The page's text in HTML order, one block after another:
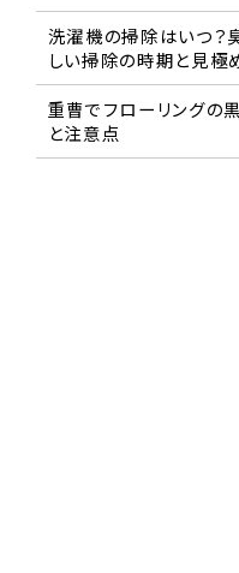
洗濯機の掃除はいつ？
しい掃除の時期と見極
重曹でフローリングの
と注意点